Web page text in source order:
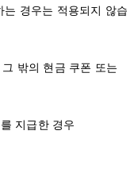
경우는 적용되지 않습
밖의 현금 쿠폰 또는
지급한 경우